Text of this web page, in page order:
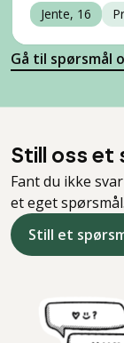
Jente, 16
Gå til spørsmål
Still oss et
Fant du ikke
et eget
Still et